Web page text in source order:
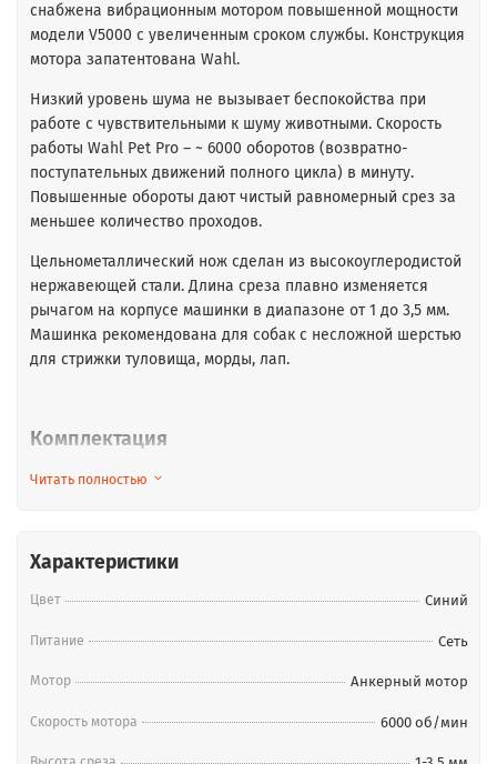
снабжена вибрационным мотором повышенной мощности
модели V5000 с увеличенным сроком службы. Конструкция
мотора запатентована Wahl.
Низкий уровень шума не вызывает беспокойства при
работе с чувствительными к шуму животными. Скорость
работы Wahl Pet Pro – ~ 6000 оборотов (возвратно-
поступательных движений полного цикла) в минуту.
Повышенные обороты дают чистый равномерный срез за
меньшее количество проходов.
Цельнометаллический нож сделан из высокоуглеродистой
нержавеющей стали. Длина среза плавно изменяется
рычагом на корпусе машинки в диапазоне от 1 до 3,5 мм.
Машинка рекомендована для собак с несложной шерстью
для стрижки туловища, морды, лап.
Комплектация
Машинка для стрижки
Крышка для защиты ножа
Щетка для чистки лезвий
Кейс для хранения
Читать полностью
Характеристики
Цвет Синий
Питание Сеть
Мотор Анкерный мотор
Скорость мотора 6000 об/мин